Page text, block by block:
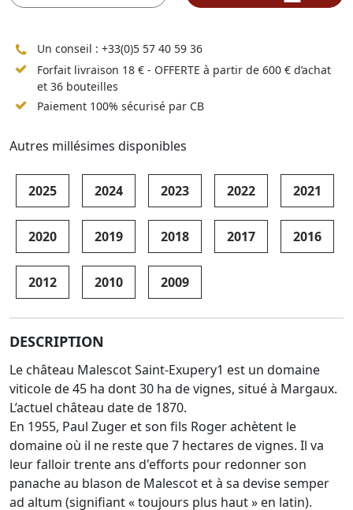
Un conseil : +33(0)5 57 40 59 36
Forfait livraison 18 € - OFFERTE à partir de 600 € d’achat
et 36 bouteilles
Paiement 100% sécurisé par CB
Autres millésimes disponibles
2025 2024 2023 2022 2021
2020 2019 2018 2017 2016
2012 2010 2009
DESCRIPTION
Le château Malescot Saint-Exupery1 est un domaine
viticole de 45 ha dont 30 ha de vignes, situé à Margaux.
L’actuel château date de 1870.
En 1955, Paul Zuger et son fils Roger achètent le
domaine où il ne reste que 7 hectares de vignes. Il va
leur falloir trente ans d'efforts pour redonner son
panache au blason de Malescot et à sa devise semper
ad altum (signifiant « toujours plus haut » en latin).